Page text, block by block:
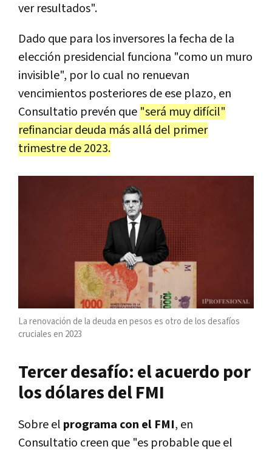
ver resultados".
Dado que para los inversores la fecha de la
elección presidencial funciona "como un muro
invisible", por lo cual no renuevan
vencimientos posteriores de ese plazo, en
Consultatio prevén que "será muy difícil"
refinanciar deuda más allá del primer
trimestre de 2023.
La renovación de la deuda en pesos es otro de los desafíos
cruciales en 2023
Tercer desafío: el acuerdo por
los dólares del FMI
Sobre el programa con el FMI, en
Consultatio creen que "es probable que el